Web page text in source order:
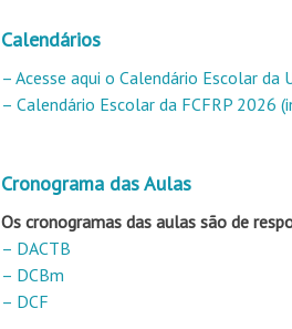
Calendários
– Acesse aqui o Calendário Escolar da
– Calendário Escolar da FCFRP 2026
Cronograma das Aulas
Os cronogramas das aulas são de
– DACTB
– DCBm
– DCF